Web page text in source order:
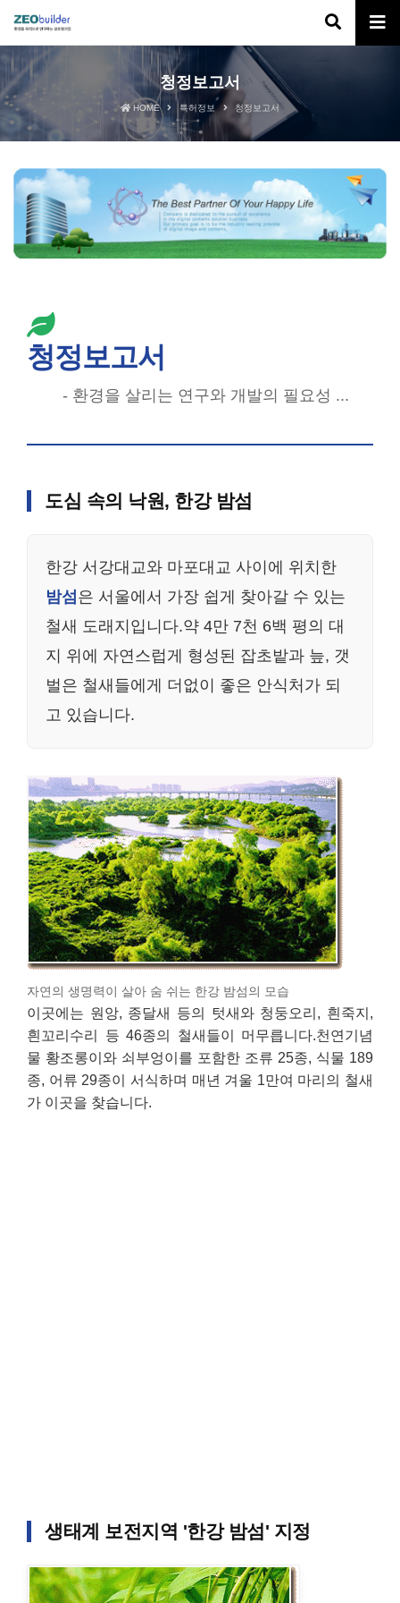
청정보고서
HOME 특허정보 청정보고서
청정보고서
- 환경을 살리는 연구와 개발의 필요성 ...
도심 속의 낙원, 한강 밤섬
한강 서강대교와 마포대교 사이에 위치한
밤섬은 서울에서 가장 쉽게 찾아갈 수 있는
철새 도래지입니다.약 4만 7천 6백 평의 대
지 위에 자연스럽게 형성된 잡초밭과 늪, 갯
벌은 철새들에게 더없이 좋은 안식처가 되
고 있습니다.
자연의 생명력이 살아 숨 쉬는 한강 밤섬의 모습
이곳에는 원앙, 종달새 등의 텃새와 청둥오리, 흰죽지,
흰꼬리수리 등 46종의 철새들이 머무릅니다.천연기념
물 황조롱이와 쇠부엉이를 포함한 조류 25종, 식물 189
종, 어류 29종이 서식하며 매년 겨울 1만여 마리의 철새
가 이곳을 찾습니다.
생태계 보전지역 '한강 밤섬' 지정